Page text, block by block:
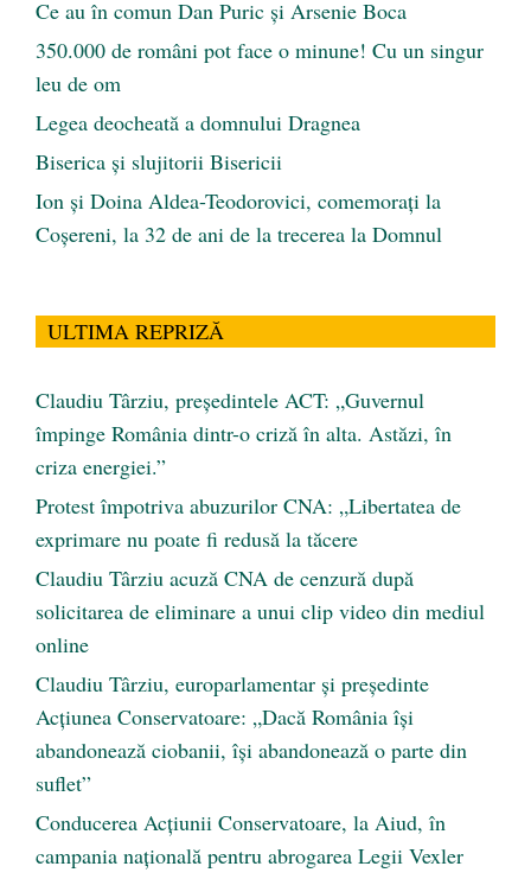
Ce au în comun Dan Puric şi Arsenie Boca
350.000 de români pot face o minune! Cu un singur
leu de om
Legea deocheată a domnului Dragnea
Biserica și slujitorii Bisericii
Ion și Doina Aldea-Teodorovici, comemorați la
Coșereni, la 32 de ani de la trecerea la Domnul
ULTIMA REPRIZĂ
Claudiu Târziu, președintele ACT: „Guvernul
împinge România dintr-o criză în alta. Astăzi, în
criza energiei.”
Protest împotriva abuzurilor CNA: „Libertatea de
exprimare nu poate fi redusă la tăcere
Claudiu Târziu acuză CNA de cenzură după
solicitarea de eliminare a unui clip video din mediul
online
Claudiu Târziu, europarlamentar și președinte
Acțiunea Conservatoare: „Dacă România își
abandonează ciobanii, își abandonează o parte din
suflet”
Conducerea Acțiunii Conservatoare, la Aiud, în
campania națională pentru abrogarea Legii Vexler